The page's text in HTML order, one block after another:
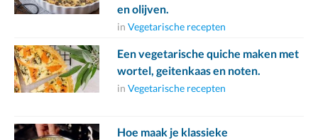
en olijven.
in Vegetarische recepten
Een vegetarische quiche maken met
wortel, geitenkaas en noten.
in Vegetarische recepten
Hoe maak je klassieke